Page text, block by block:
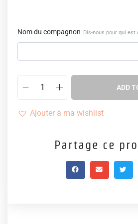
Nom du compagnon Dis-nous pour qui est
ADD
Ajouter à ma wishlist
Partage ce